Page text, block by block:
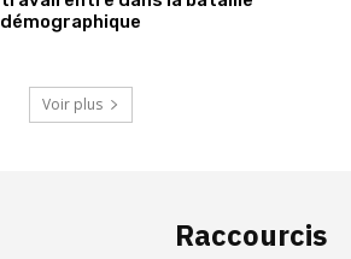
démographique
Voir plus
Raccourcis